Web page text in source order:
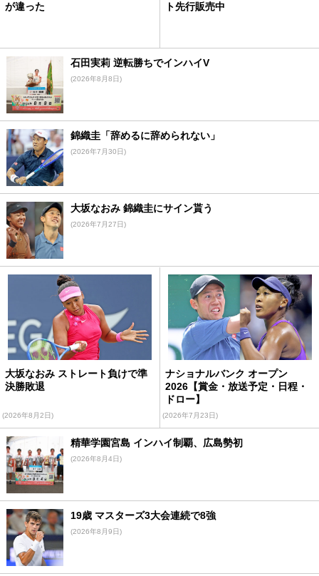
が違った
ト先行販売中
石田実莉 逆転勝ちでインハイV
(2026年8月8日)
錦織圭「辞めるに辞められない」
(2026年7月30日)
大坂なおみ 錦織圭にサイン貰う
(2026年7月27日)
大坂なおみ ストレート負けで準
決勝敗退
(2026年8月2日)
ナショナルバンク オープン
2026【賞金・放送予定・日程・
ドロー】
(2026年7月23日)
精華学園宮島 インハイ制覇、広島勢初
(2026年8月4日)
19歳 マスターズ3大会連続で8強
(2026年8月9日)